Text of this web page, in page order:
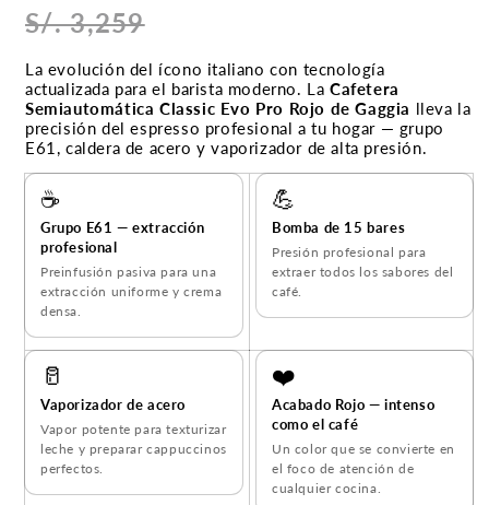
S/. 3,259
La evolución del ícono italiano con tecnología
actualizada para el barista moderno. LaCafetera
Semiautomática Classic Evo Pro Rojo de Gaggia lleva la
precisión del espresso profesional a tu hogar — grupo
E61, caldera de acero y vaporizador de alta presión.
☕
Grupo E61 — extracción
profesional
Preinfusión pasiva para una
extracción uniforme y crema
densa.
💪
Bomba de 15 bares
Presión profesional para
extraer todos los sabores del
café.
🥛
Vaporizador de acero
Vapor potente para texturizar
leche y preparar cappuccinos
perfectos.
❤️
Acabado Rojo — intenso
como el café
Un color que se convierte en
el foco de atención de
cualquier cocina.